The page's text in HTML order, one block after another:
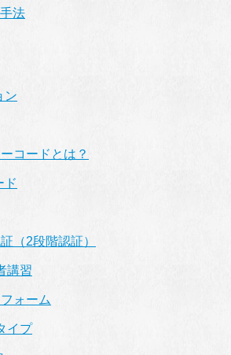
法
ン
コードとは？
ド
（2段階認証）
講習
ォーム
イプ